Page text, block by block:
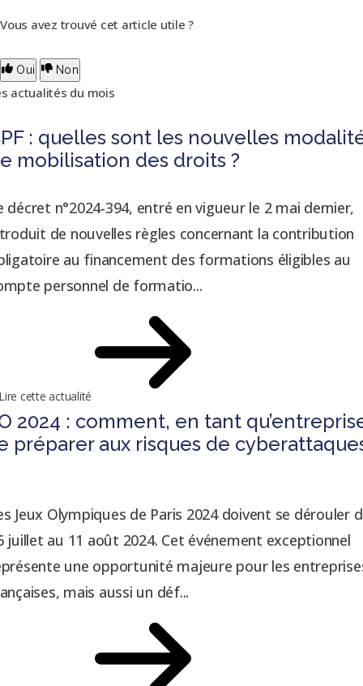
Vous avez trouvé cet article utile ?
Oui Non
actualités du mois
: quelles sont les nouvelles
mobilisation des droits ?
décret n°2024-394, entré en vigueur le 2 mai dernier,
de nouvelles règles concernant la contribution
au financement des formations éligibles au
personnel de formatio...
cette actualité
2024 : comment, en tant
préparer aux risques de
Jeux Olympiques de Paris 2024 doivent se dérouler
juillet au 11 août 2024. Cet événement exceptionnel
une opportunité majeure pour les
mais aussi un déf...